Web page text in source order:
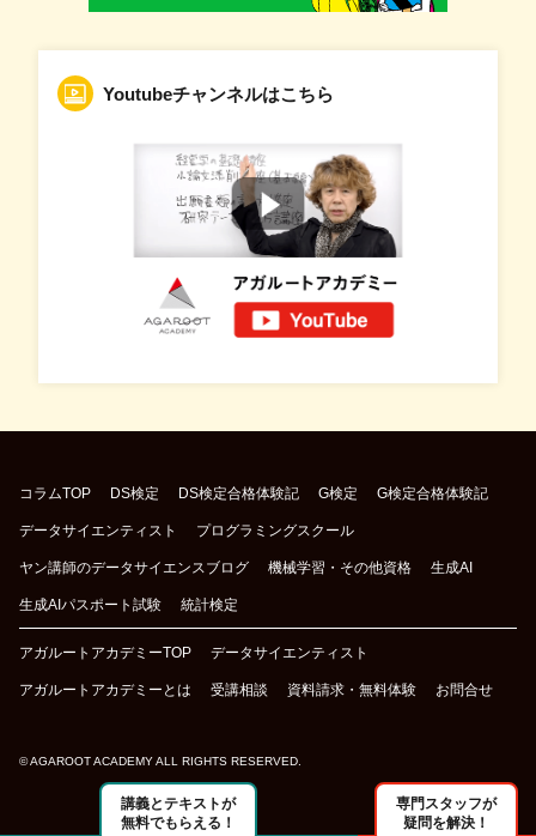
Youtubeチャンネルはこちら
コラムTOP DS検定 DS検定合格体験記 G検定 G検定合格体験記
データサイエンティスト プログラミングスクール
ヤン講師のデータサイエンスブログ 機械学習・その他資格 生成AI
生成AIパスポート試験 統計検定
アガルートアカデミーTOP データサイエンティスト
アガルートアカデミーとは 受講相談 資料請求・無料体験 お問合せ
© AGAROOT ACADEMY ALL RIGHTS RESERVED.
講義とテキストが
無料でもらえる！
専門スタッフが
疑問を解決！